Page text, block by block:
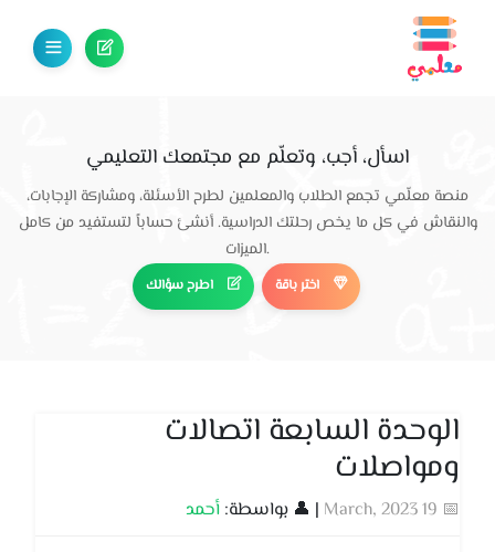
اسأل، أجب، وتعلّم مع مجتمعك التعليمي
منصة معلّمي تجمع الطلاب والمعلمين لطرح الأسئلة، ومشاركة الإجابات،
والنقاش في كل ما يخص رحلتك الدراسية. أنشئ حساباً لتستفيد من كامل
الميزات.
اطرح سؤالك اختر باقة
الوحدة السابعة اتصالات
ومواصلات
📅 19 March, 2023 | 👤 بواسطة: أحمد